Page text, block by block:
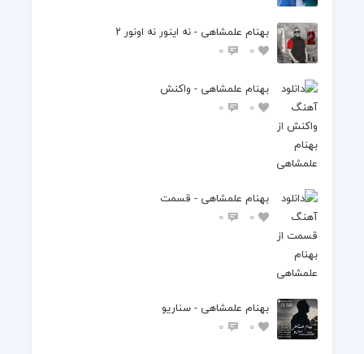
بهنام علمشاهی - نه اینور نه اونور ۲
0
0
بهنام علمشاهی - واکنش
0
0
بهنام علمشاهی - قسمت
0
0
بهنام علمشاهی - سناریو
0
0